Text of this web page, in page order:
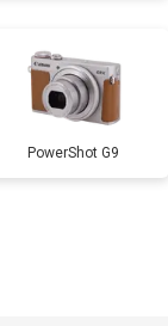
PowerShot G9